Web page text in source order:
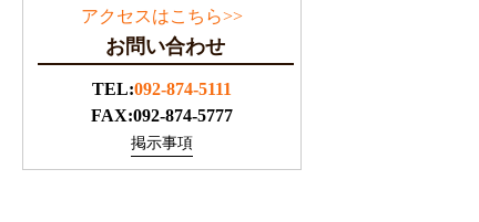
アクセスはこちら>>
お問い合わせ
TEL:092-874-5111
FAX:092-874-5777
掲示事項